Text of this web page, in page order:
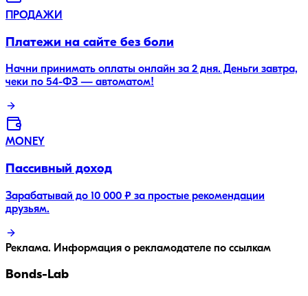
ПРОДАЖИ
Платежи на сайте без боли
Начни принимать оплаты онлайн за 2 дня. Деньги завтра,
чеки по 54-ФЗ — автоматом!
MONEY
Пассивный доход
Зарабатывай до 10 000 ₽ за простые рекомендации
друзьям.
Реклама. Информация о рекламодателе по ссылкам
Bonds-Lab